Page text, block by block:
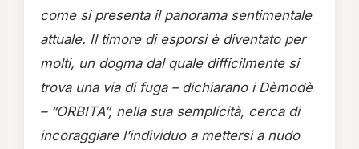
come si presenta il panorama sentimentale
attuale. Il timore di esporsi è diventato per
molti, un dogma dal quale difficilmente si
trova una via di fuga – dichiarano i Dèmodè
– “ORBITA”, nella sua semplicità, cerca di
incoraggiare l’individuo a mettersi a nudo